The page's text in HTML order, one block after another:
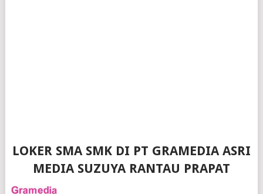
LOKER SMA SMK DI PT GRAMEDIA ASRI
MEDIA SUZUYA RANTAU PRAPAT